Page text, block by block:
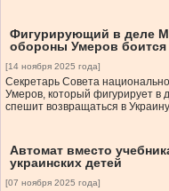
Фигурирующий в деле
обороны Умеров боится
[14 ноября 2025 года]
Секретарь Совета
Умеров, который фигурирует в
спешит возвращаться в Украину
Автомат вместо
украинских детей
[07 ноября 2025 года]